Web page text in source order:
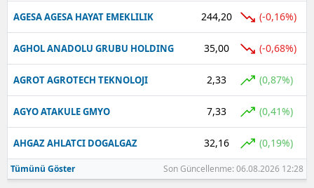
AGESA AGESA HAYAT EMEKLILIK 244,20 (-0,16%)
AGHOL ANADOLU GRUBU HOLDING 35,00 (-0,68%)
AGROT AGROTECH TEKNOLOJI 2,33 (0,87%)
AGYO ATAKULE GMYO 7,33 (0,41%)
AHGAZ AHLATCI DOGALGAZ 32,16 (0,19%)
Tümünü Göster Son Güncellenme: 06.08.2026 12:28